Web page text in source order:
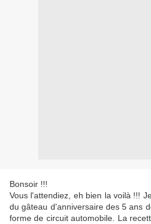
Bonsoir !!!
Vous l'attendiez, eh bien la voilà !!!
du gâteau d'anniversaire des 5 ans
forme de circuit automobile. La